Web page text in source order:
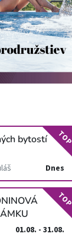
bytostí
Dnes
TOP
01.08. - 31.08.
TOP